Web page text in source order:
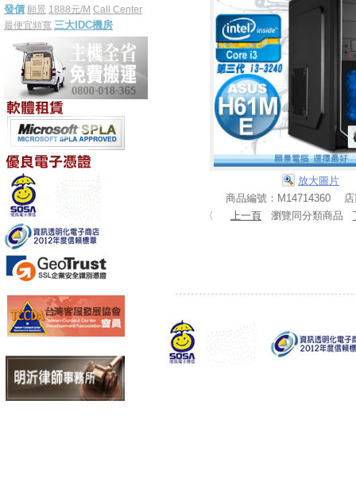
發價 願景 1888元/M Call Center
最便宜頻寬 三大IDC機房
放大圖片
商品編號：M14714360 店
〈
上一頁 瀏覽同分類商品